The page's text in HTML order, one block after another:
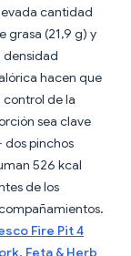
cantidad
grasa (21,9 g) y
densidad
hacen que
control de la
sea clave
pinchos
526 kcal
de los
Fire Pit 4
Feta & Herb